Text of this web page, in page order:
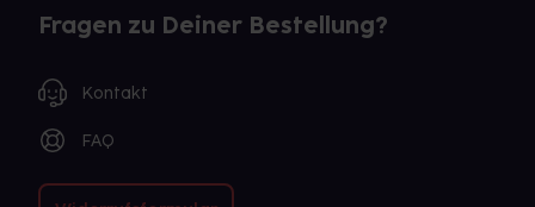
Fragen zu Deiner Bestellung?
Kontakt
FAQ